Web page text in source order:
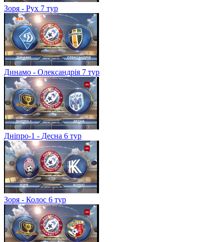
Зоря - Рух 7 тур
Динамо - Олександрія 7 тур
Дніпро-1 - Десна 6 тур
Зоря - Колос 6 тур